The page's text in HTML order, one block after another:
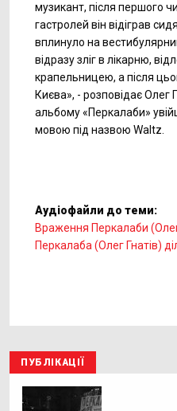
музикант, після першого
гастролей він відіграв
вплинуло на
відразу зліг в лікарню,
крапельницею, а після
Києва», - розповідає Олег
альбому «Перкалаби»
мовою під назвою Waltz.
Аудіофайли до теми:
Враження Перкалаби
Перкалаба (Олег Гнатів)
ПУБЛІКАЦІЇ